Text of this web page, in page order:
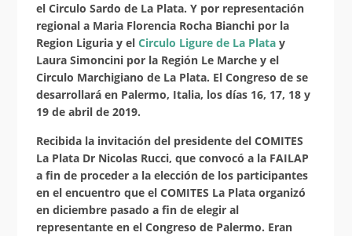
el Circulo Sardo de La Plata. Y por representación
regional a Maria Florencia Rocha Bianchi por la
Region Liguria y el Circulo Ligure de La Platay
Laura Simoncini por la Región Le Marche y el
Circulo Marchigiano de La Plata. El Congreso de se
desarrollará en Palermo, Italia, los días 16, 17, 18 y
19 de abril de 2019.
Recibida la invitación del presidente del COMITES
La Plata Dr Nicolas Rucci, que convocó a la FAILAP
a fin de proceder a la elección de los participantes
en el encuentro que el COMITES La Plata organizó
en diciembre pasado a fin de elegir al
representante en el Congreso de Palermo. Eran